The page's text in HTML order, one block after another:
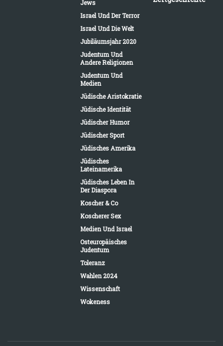
Jews
Israel Und Der Terror
Israel Und Die Welt
Jubiläumsjahr 2020
Judentum Und
Andere Religionen
Judentum Und
Medien
Jüdische Aristokratie
Jüdische Identität
Jüdischer Humor
Jüdischer Sport
Jüdisches Amerika
Jüdisches
Lateinamerika
Jüdisches Leben In
Der Diaspora
Koscher & Co
Koscherer Sex
Medien Und Israel
Osteuropäisches
Judentum
Toleranz
Wahlen 2024
Wissenschaft
Wokeness